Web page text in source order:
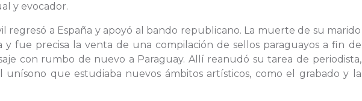
y evocador.
regresó a España y apoyó al bando republicano. La muerte de su marido
y fue precisa la venta de una compilación de sellos paraguayos a fin de
con rumbo de nuevo a Paraguay. Allí reanudó su tarea de periodista,
unísono que estudiaba nuevos ámbitos artísticos, como el grabado y la